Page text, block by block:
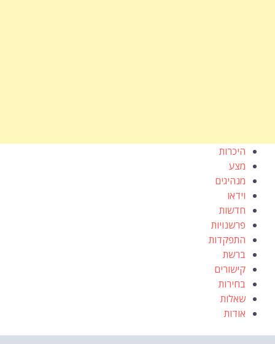
היכרות
מצע
מנהיגים
וידאו
חדשות
פרשנויות
התפקדות
ברשת
קישורים
בחירות
שאלות
אודות